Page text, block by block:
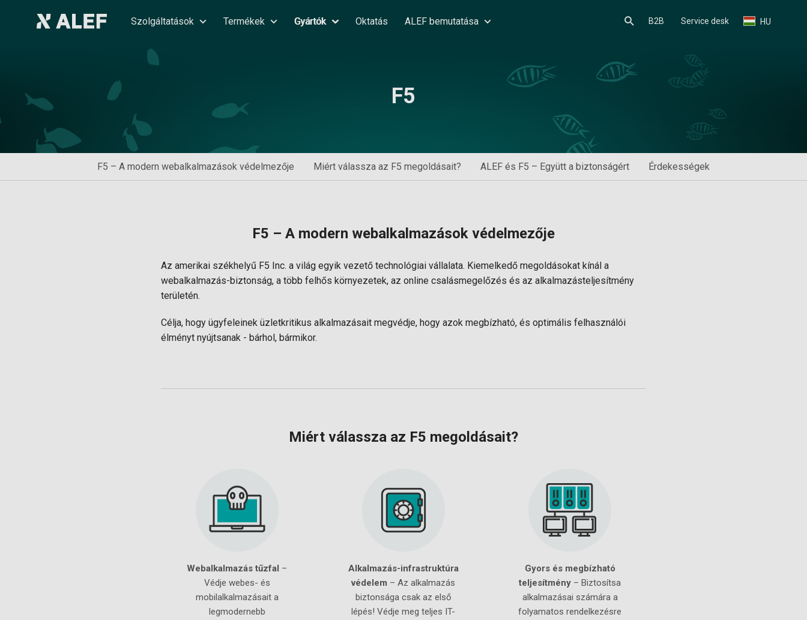
Szolgáltatások Termékek Gyártók Oktatás ALEF bemutatása B2B Service desk HU
F5
Érdekességek
ALEF és F5 – Együtt a biztonságért
Miért válassza az F5 megoldásait?
F5 – A modern webalkalmazások védelmezője
F5 – A modern webalkalmazások védelmezője
Az amerikai székhelyű F5 Inc. a világ egyik vezető technológiai vállalata. Kiemelkedő megoldásokat kínál a
webalkalmazás-biztonság, a több felhős környezetek, az online csalásmegelőzés és az alkalmazásteljesítmény
területén.
Célja, hogy ügyfeleinek üzletkritikus alkalmazásait megvédje, hogy azok megbízható, és optimális felhasználói
élményt nyújtsanak - bárhol, bármikor.
Miért válassza az F5 megoldásait?
Webalkalmazás tűzfal –
Védje webes- és
mobilalkalmazásait a
legmodernebb
Alkalmazás-infrastruktúra
védelem – Az alkalmazás
biztonsága csak az első
lépés! Védje meg teljes IT-
Gyors és megbízható
teljesítmény – Biztosítsa
alkalmazásai számára a
folyamatos rendelkezésre